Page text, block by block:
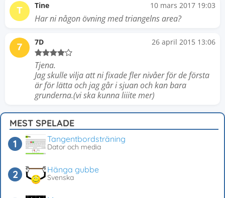
T Tine 10 mars 2017 19:03
Har ni någon övning med triangelns area?
7 7D 26 april 2015 13:06
Tjena.
Jag skulle vilja att ni fixade fler nivåer för de första
är för lätta och jag går i sjuan och kan bara
grunderna.(vi ska kunna liiite mer)
MEST SPELADE
Tangentbordsträning
Dator och media
Hänga gubbe
Svenska